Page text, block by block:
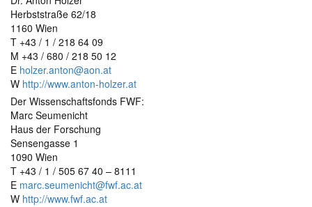
Herbststraße 62/18
1160 Wien
T +43 / 1 / 218 64 09
M +43 / 680 / 218 50 12
E holzer.anton@aon.at
W http://www.anton-holzer.at
Der Wissenschaftsfonds FWF:
Marc Seumenicht
Haus der Forschung
Sensengasse 1
1090 Wien
T +43 / 1 / 505 67 40 – 8111
E marc.seumenicht@fwf.ac.at
W http://www.fwf.ac.at